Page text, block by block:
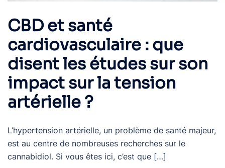
CBD et santé
cardiovasculaire : que
disent les études sur son
impact sur la tension
artérielle ?
L’hypertension artérielle, un problème de santé majeur,
est au centre de nombreuses recherches sur le
cannabidiol. Si vous êtes ici, c’est que […]